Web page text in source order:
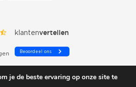
je de beste ervaring op onze site te